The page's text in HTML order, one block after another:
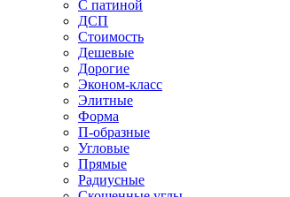
С патиной
ДСП
Стоимость
Дешевые
Дорогие
Эконом-класс
Элитные
Форма
П-образные
Угловые
Прямые
Радиусные